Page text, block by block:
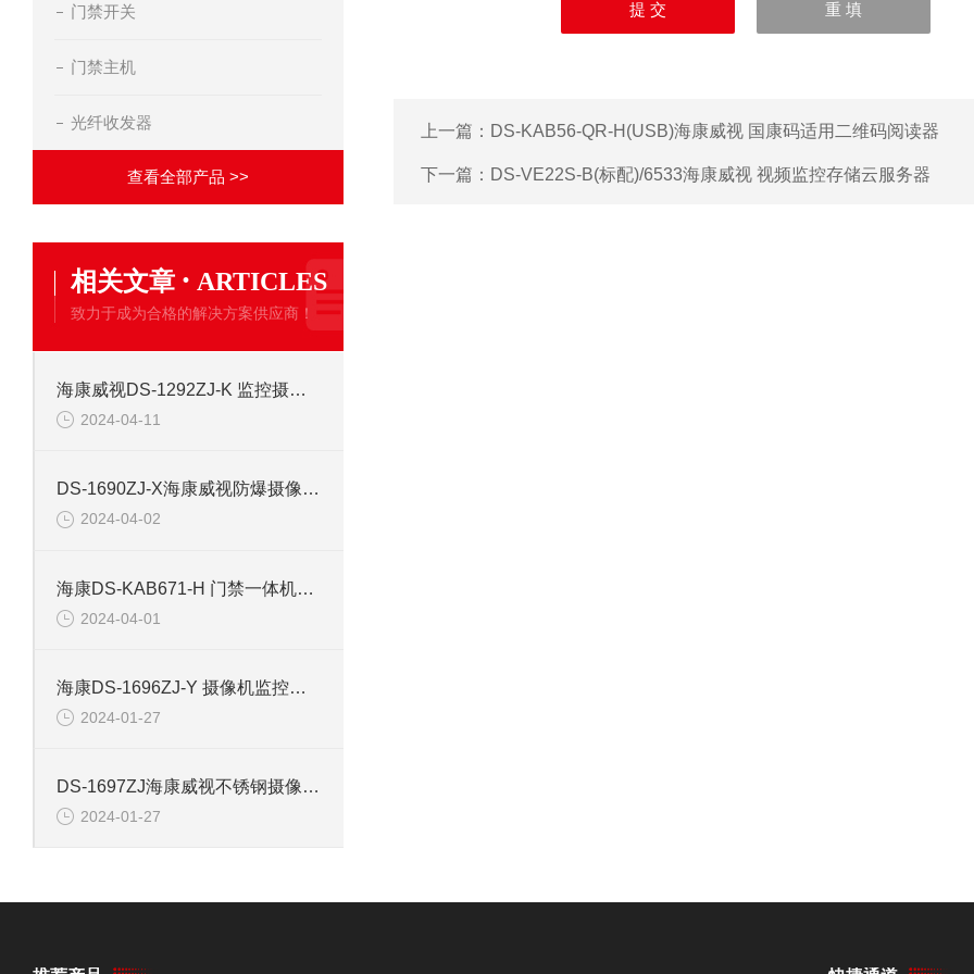
门禁开关
门禁主机
光纤收发器
查看全部产品 >>
相关文章 · ARTICLES
致力于成为合格的解决方案供应商！
海康威视DS-1292ZJ-K 监控摄像机安防支架
2024-04-11
DS-1690ZJ-X海康威视防爆摄像机壁装支架
2024-04-02
海康DS-KAB671-H 门禁一体机立柱支架
2024-04-01
海康DS-1696ZJ-Y 摄像机监控支架
2024-01-27
DS-1697ZJ海康威视不锈钢摄像机壁挂支架
2024-01-27
上一篇： DS-KAB56-QR-H(USB)海康威视 国康码适用二维码阅读器
下一篇： DS-VE22S-B(标配)/6533海康威视 视频监控存储云服务器